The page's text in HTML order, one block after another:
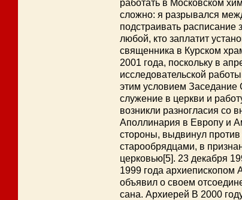
работать в Московском
сложно: я разрывался
подстраивать
любой, кто заплатит
священника в Курском
2001 года, поскольку в
исследовательской
этим условием
служение в церкви и
возникли разногласия со
Аполлинария в Европу и
стороны, выдвинул
старообрядцами, в
церковью[5]. 23 декабря
1999 года архиепископом
объявил о своем
сана. Архиерей В 2000